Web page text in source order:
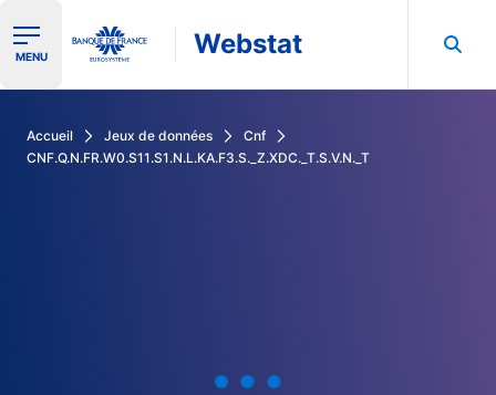
Ouvrir le menu de navigation
MENU Webstat
Accueil Jeux de données
Cnf
CNF.Q.N.FR.W0.S11.S1.N.L.KA.F3.S._Z.XDC._T.S.V.N._T